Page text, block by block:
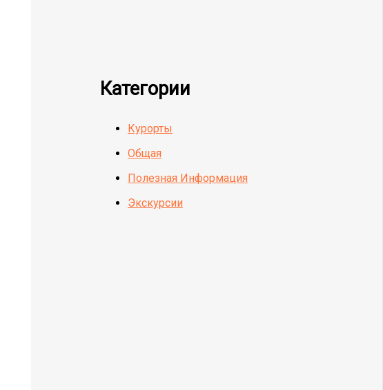
Категории
Курорты
Общая
Полезная Информация
Экскурсии